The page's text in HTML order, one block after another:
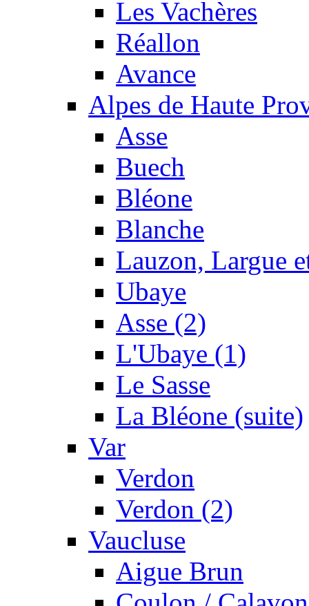
Les Vachères
Réallon
Avance
Alpes de Haute
Asse
Buech
Bléone
Blanche
Lauzon, Largue
Ubaye
Asse (2)
L'Ubaye (1)
Le Sasse
La Bléone (suite)
Var
Verdon
Verdon (2)
Vaucluse
Aigue Brun